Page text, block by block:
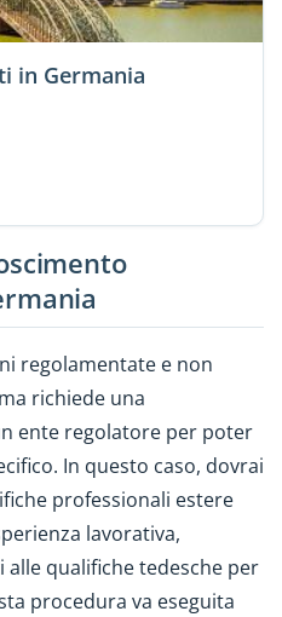
in Germania
regolamentate e non
richiede una
ente regolatore per poter
In questo caso, dovrai
professionali estere
lavorativa,
qualifiche tedesche per
procedura va eseguita